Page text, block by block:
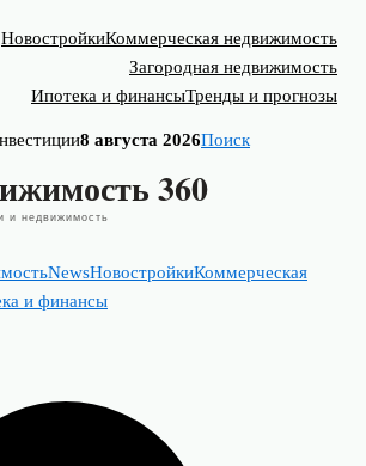
НовостройкиКоммерческая недвижимость
Загородная недвижимость
Ипотека и финансыТренды и прогнозы
8 августа 2026Поиск
NewsНовостройкиКоммерческая
и финансы